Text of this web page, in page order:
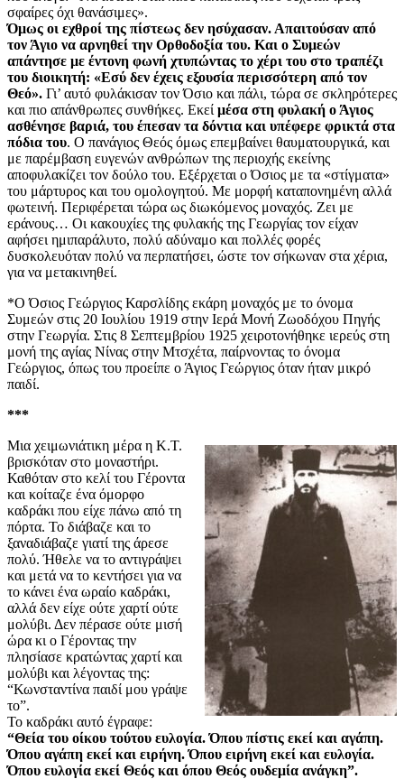
σφαίρες όχι θανάσιμες».
Όμως oι εχθροί της πίστεως δεν ησύχασαν. Απαιτούσαν από
τον Άγιο να αρνηθεί την Ορθοδοξία του. Και ο Συμεών
απάντησε με έντονη φωνή χτυπώντας το χέρι του στο τραπέζι
του διοικητή: «Εσύ δεν έχεις εξουσία περισσότερη από τον
Θεό». Γι’ αυτό φυλάκισαν τον Όσιο και πάλι, τώρα σε σκληρότερες
και πιο απάνθρωπες συνθήκες. Εκεί μέσα στη φυλακή ο Άγιος
ασθένησε βαριά, του έπεσαν τα δόντια και υπέφερε φρικτά στα
πόδια του. Ο πανάγιος Θεός όμως επεμβαίνει θαυματουργικά, και
με παρέμβαση ευ­γενών ανθρώπων της περιοχής εκείνης
αποφυλακίζει τον δούλο του. Εξέρχεται ο Όσιος με τα «στίγματα»
του μάρτυ­ρος και του ομολογητού. Με μορφή κα­ταπονημένη αλλά
φωτεινή. Περιφέρεται τώρα ως διωκόμενος μοναχός. Ζει με
εράνους… Οι κακουχίες της φυλακής της Γεωργίας τον είχαν
αφήσει ημιπαράλυτο, πολύ αδύναμο και πολλές φορές
δυσκολευόταν πολύ να περπατήσει, ώστε τον σήκωναν στα χέρια,
για να μετακινηθεί.
*Ο Όσιος Γεώργιος Καρσλίδης εκάρη μοναχός με το όνομα
Συμεών στις 20 Ιουλίου 1919 στην Ιερά Μονή Ζωοδόχου Πηγής
στην Γεωργία. Στις 8 Σεπτεμβρίου 1925 χειροτονήθηκε ιερεύς στη
μονή της αγίας Νίνας στην Μτσχέτα, παίρνοντας το όνομα
Γεώργιος, όπως του προείπε ο Άγιος Γεώργιος όταν ήταν μικρό
παιδί.
***
Μια χειμωνιάτικη μέρα η Κ.Τ.
βρισκόταν στο μοναστήρι.
Καθόταν στο κελί του Γέροντα
και κοίταζε ένα όμορφο
καδράκι που είχε πάνω από τη
πόρτα. Το διάβαζε και το
ξαναδιάβαζε γιατί της άρεσε
πολύ. Ήθελε να το αντιγράψει
και μετά να το κεντήσει για να
το κάνει ένα ωραίο καδράκι,
αλλά δεν είχε ούτε χαρτί ούτε
μολύβι. Δεν πέρασε ούτε μισή
ώρα κι ο Γέροντας την
πλησίασε κρατώντας χαρτί και
μολύβι και λέγοντας της:
“Κωνσταντίνα παιδί μου γράψε
το”.
Το καδράκι αυτό έγραφε:
“Θεία του οίκου τούτου ευλογία. Όπου πίστις εκεί και αγάπη.
Όπου αγάπη εκεί και ειρήνη. Όπου ειρήνη εκεί και ευλογία.
Όπου ευλογία εκεί Θεός και όπου Θεός ουδεμία ανάγκη”.